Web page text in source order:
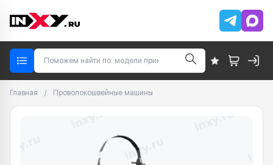
Главная / Проволокошвейные машины